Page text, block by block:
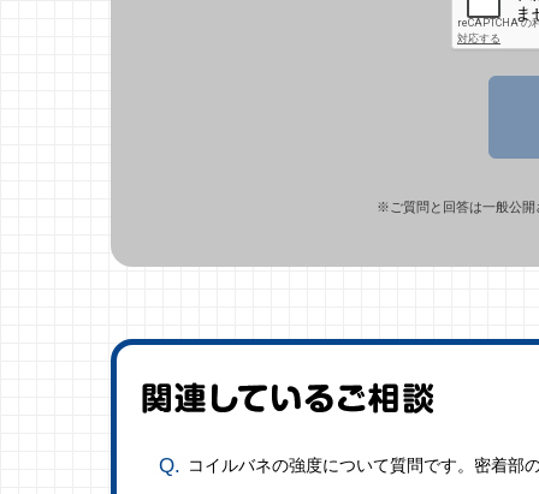
※ご質問と回答は一般公開
コイルバネの強度について質問です。密着部